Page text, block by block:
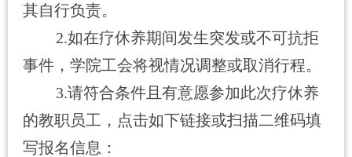
其自行负责。
2.如在疗休养期间发生突发或不可抗拒
事件，学院工会将视情况调整或取消行程。
3.请符合条件且有意愿参加此次疗休养
的教职员工，点击如下链接或扫描二维码填
写报名信息：